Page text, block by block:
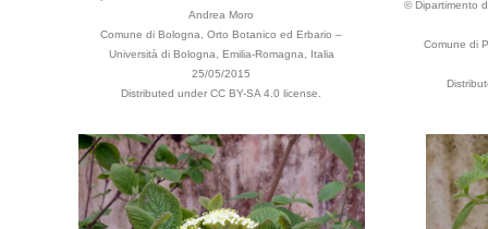
Andrea Moro
Comune di Bologna, Orto Botanico ed Erbario –
Università di Bologna, Emilia-Romagna, Italia
25/05/2015
Distributed under CC BY-SA 4.0 license.
© Dipartimento
Comune di